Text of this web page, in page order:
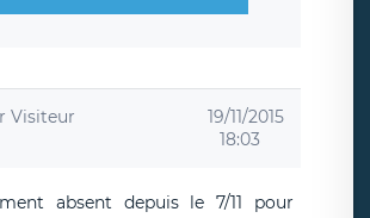
Visiteur
19/11/2015
18:03
absent depuis le 7/11 pour